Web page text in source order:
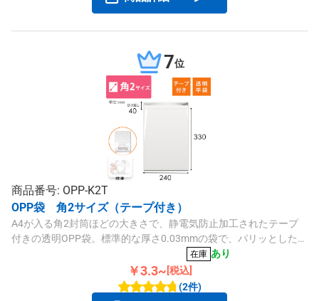
7位
商品番号: OPP-K2T
OPP袋 角2サイズ（テープ付き）
A4が入る角2封筒ほどの大きさで、静電気防止加工されたテープ
付きの透明OPP袋。標準的な厚さ0.03mmの袋で、パリッとした質
感や透明度の高さが特徴です。納品書や請求書の同封、カタログ
梱包、ラッピングなどにいかがでしょうか。
在庫 あり
￥3.3~ [税込]
(2件)